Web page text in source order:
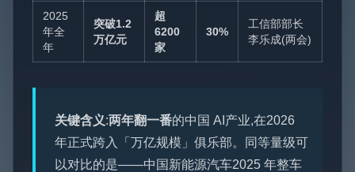
2025
年全
年
突破1.2
万亿元
超
6200
家
30%
工信部部长
李乐成(两会)
关键含义:两年翻一番的中国 AI产业,在2026
年正式跨入「万亿规模」俱乐部。同等量级可
以对比的是——中国新能源汽车2025 年整车